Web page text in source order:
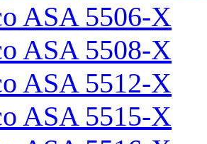
ASA 5506-X
ASA 5508-X
ASA 5512-X
ASA 5515-X